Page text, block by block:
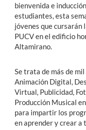
bienvenida e
estudiantes, esta
jóvenes que
PUCV en el edificio
Altamirano.
Se trata de más de
Animación Digital,
Virtual, Publicidad,
Producción Musical
para impartir los
en aprender y crear